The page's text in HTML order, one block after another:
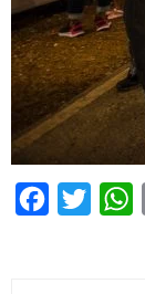
Facebook
Twitter